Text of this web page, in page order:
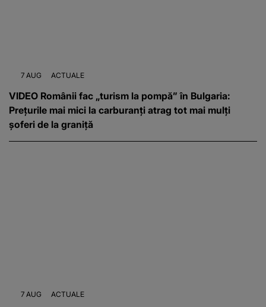
7 AUG ACTUALE
VIDEO Românii fac „turism la pompă” în Bulgaria:
Prețurile mai mici la carburanți atrag tot mai mulți
șoferi de la graniță
7 AUG ACTUALE